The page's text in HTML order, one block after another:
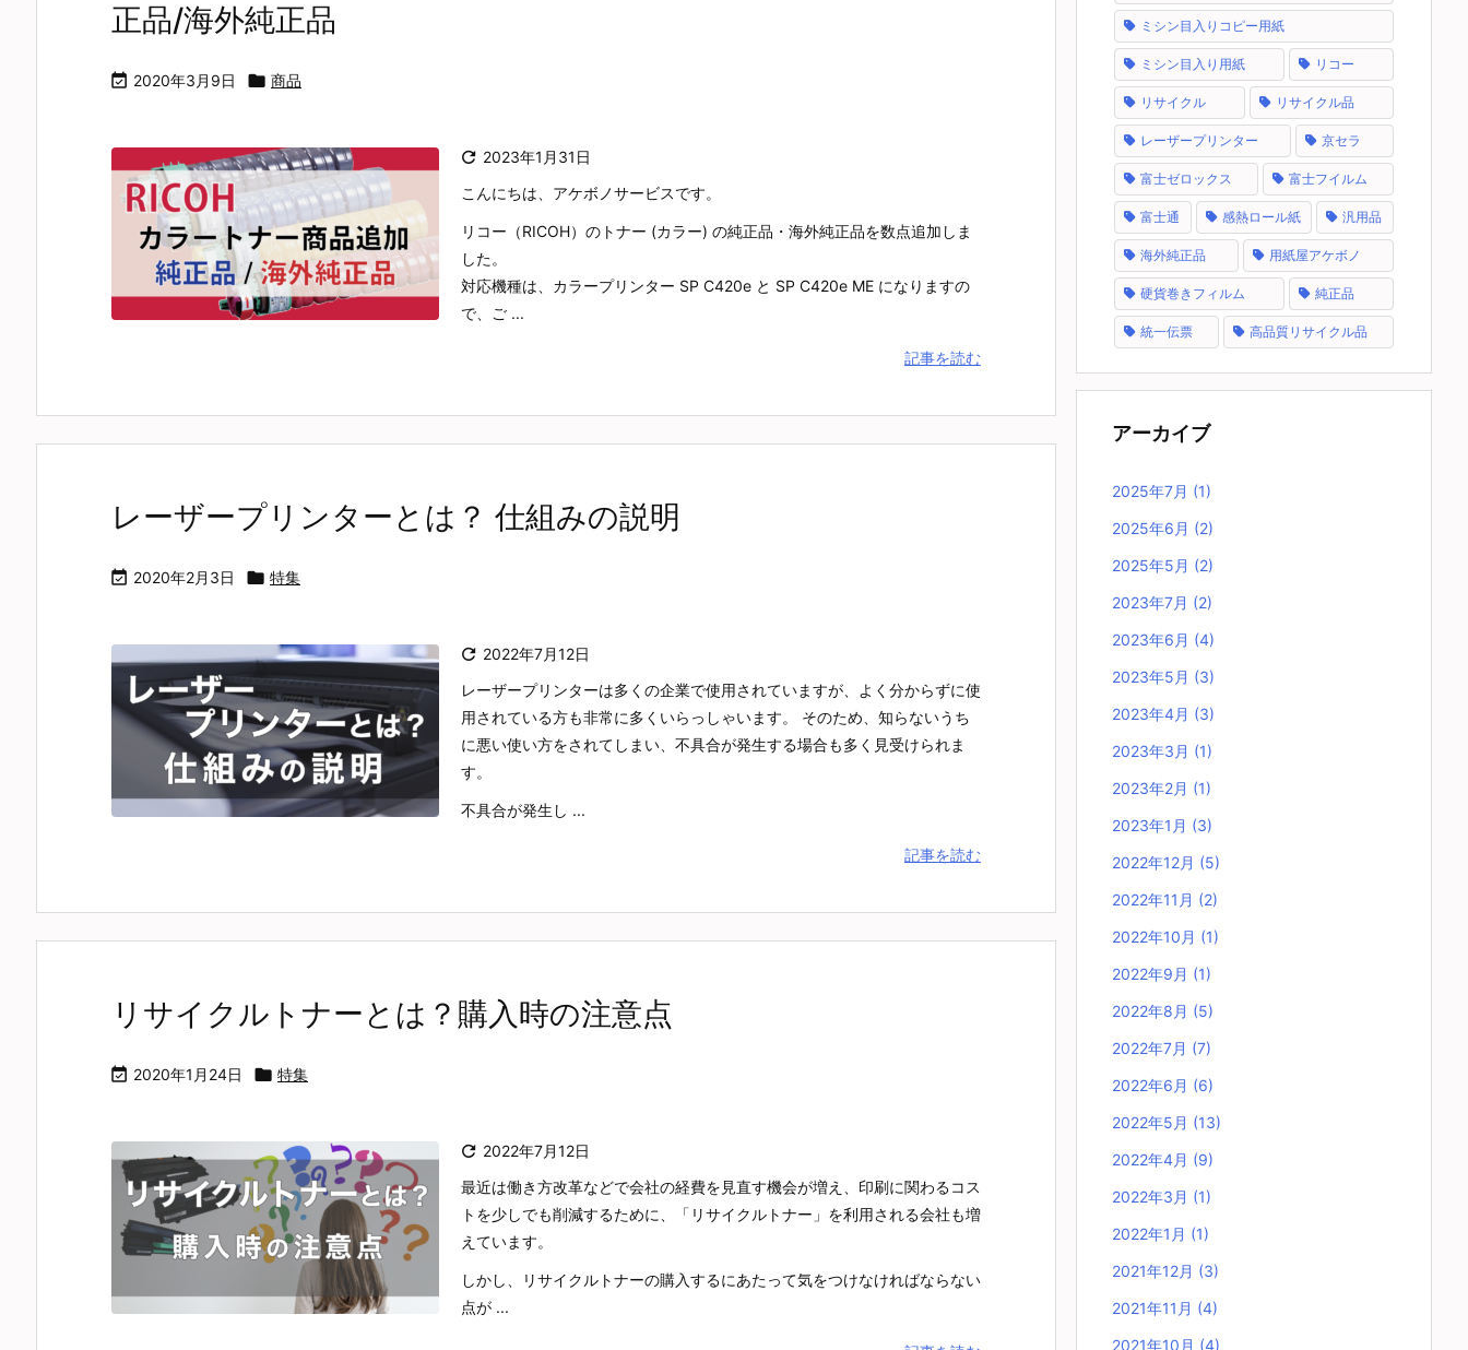
正品/海外純正品
 2020年3月9日  商品
 2023年1月31日
こんにちは、アケボノサービスです。
リコー（RICOH）のトナー (カラー) の純正品・海外純正品を数点追加しま
した。
対応機種は、カラープリンター SP C420e と SP C420e ME になりますの
で、ご ...
記事を読む
レーザープリンターとは？ 仕組みの説明
 2020年2月3日  特集
 2022年7月12日
レーザープリンターは多くの企業で使用されていますが、よく分からずに使
用されている方も非常に多くいらっしゃいます。 そのため、知らないうち
に悪い使い方をされてしまい、不具合が発生する場合も多く見受けられま
す。
不具合が発生し ...
記事を読む
リサイクルトナーとは？購入時の注意点
 2020年1月24日  特集
 2022年7月12日
最近は働き方改革などで会社の経費を見直す機会が増え、印刷に関わるコス
トを少しでも削減するために、「リサイクルトナー」を利用される会社も増
えています。
しかし、リサイクルトナーの購入するにあたって気をつけなければならない
点が ...
ミシン目入りコピー用紙
ミシン目入り用紙 リコー
リサイクル リサイクル品
レーザープリンター 京セラ
富士ゼロックス 富士フイルム
富士通 感熱ロール紙 汎用品
海外純正品 用紙屋アケボノ
硬貨巻きフィルム 純正品
統一伝票 高品質リサイクル品
アーカイブ
2025年7月 (1)
2025年6月 (2)
2025年5月 (2)
2023年7月 (2)
2023年6月 (4)
2023年5月 (3)
2023年4月 (3)
2023年3月 (1)
2023年2月 (1)
2023年1月 (3)
2022年12月 (5)
2022年11月 (2)
2022年10月 (1)
2022年9月 (1)
2022年8月 (5)
2022年7月 (7)
2022年6月 (6)
2022年5月 (13)
2022年4月 (9)
2022年3月 (1)
2022年1月 (1)
2021年12月 (3)
2021年11月 (4)
2021年10月 (4)